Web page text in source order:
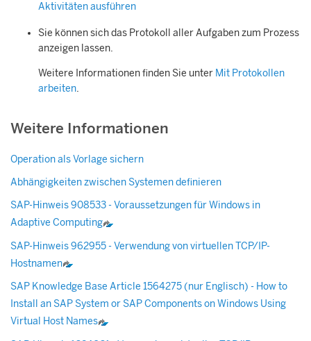
Aktivitäten ausführen
Sie können sich das Protokoll aller Aufgaben zum Prozess
anzeigen lassen.
Weitere Informationen finden Sie unter Mit Protokollen
arbeiten.
Weitere Informationen
Operation als Vorlage sichern
Abhängigkeiten zwischen Systemen definieren
SAP-Hinweis 908533 - Voraussetzungen für Windows in
Adaptive Computing
SAP-Hinweis 962955 - Verwendung von virtuellen TCP/IP-
Hostnamen
SAP Knowledge Base Article 1564275 (nur Englisch) - How to
Install an SAP System or SAP Components on Windows Using
Virtual Host Names